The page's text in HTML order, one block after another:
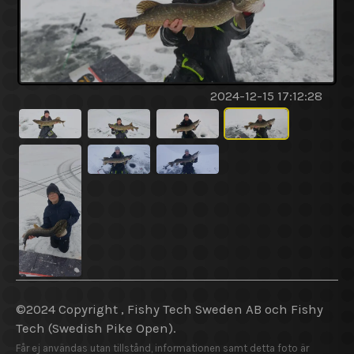
2024-12-15 17:12:28
©2024 Copyright , Fishy Tech Sweden AB och Fishy
Tech (Swedish Pike Open).
Får ej användas utan tillstånd, informationen samt detta foto är